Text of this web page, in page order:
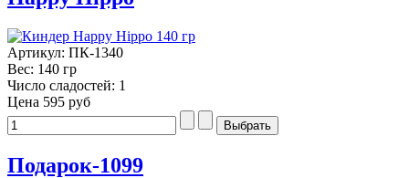
Артикул: ПК-1340
Вес: 140 гр
Число сладостей: 1
Цена 595 руб
Подарок-1099